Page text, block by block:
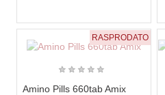
RASPRODATO
★ ★ ★ ★ ★
Amino Pills 660tab Amix